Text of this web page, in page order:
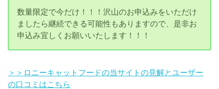
数量限定で今だけ！！！沢山のお申込みをいただけ
ましたら継続できる可能性もありますので、是非お
申込み宜しくお願いいたします！！！
＞＞ロニーキャットフードの当サイトの見解とユーザー
の口コミはこちら